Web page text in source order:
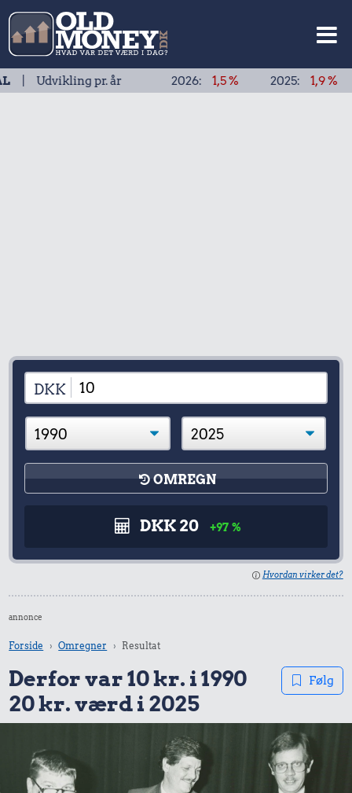
pr. år2026: 1,5 % 2025: 1,9 % 2024:
DKK
OMREGN
DKK 20 +97 %
Hvordan virker det?
annonce
Forside Omregner Resultat
Derfor var 10 kr. i 1990
20 kr. værd i 2025
Følg